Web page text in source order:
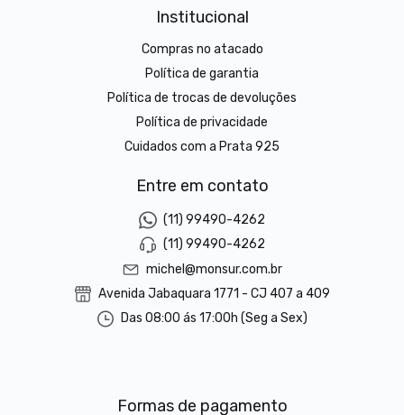
Institucional
Compras no atacado
Política de garantia
Política de trocas de devoluções
Política de privacidade
Cuidados com a Prata 925
Entre em contato
(11) 99490-4262
(11) 99490-4262
michel@monsur.com.br
Avenida Jabaquara 1771 - CJ 407 a 409
Das 08:00 ás 17:00h (Seg a Sex)
Formas de pagamento